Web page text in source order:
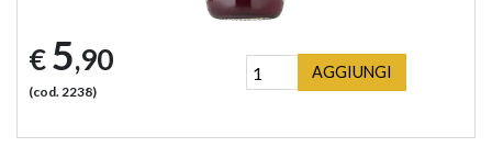
€5,90
(cod. 2238)
AGGIUNGI